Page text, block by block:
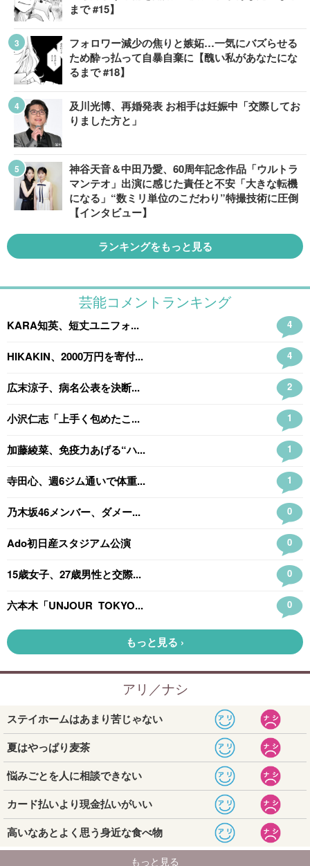
まで #15】
フォロワー減少の焦りと嫉妬…一気にバズらせる
ため酔っ払って自暴自棄に【醜い私があなたにな
るまで #18】
及川光博、再婚発表 お相手は妊娠中「交際してお
りました方と」
神谷天音＆中田乃愛、60周年記念作品「ウルトラ
マンテオ」出演に感じた責任と不安「大きな転機
になる」“数ミリ単位のこだわり”特撮技術に圧倒
【インタビュー】
ランキングをもっと見る